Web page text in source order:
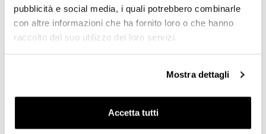
pubblicità e social media, i quali potrebbero combinarle
con altre informazioni che ha fornito loro o che hanno
raccolto dal suo utilizzo dei loro servizi.
Mostra dettagli
Accetta tutti
Condividi Invia Recensione
INTERESSARE